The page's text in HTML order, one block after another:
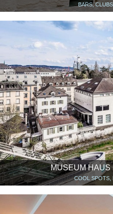
BARS,
MUSEUM
COOL SPOTS,